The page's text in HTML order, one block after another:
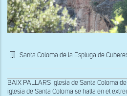
Santa Coloma de la Espluga de
BAIX PALLARS Iglesia de Santa Coloma
iglesia de Santa Coloma se halla en el